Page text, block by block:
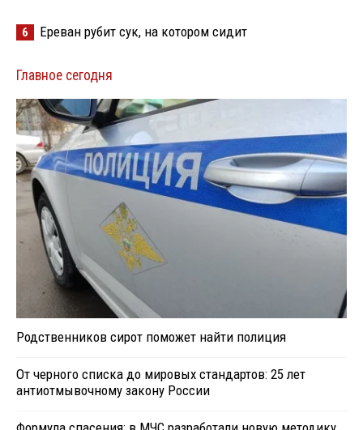
6 Ереван рубит сук, на котором сидит
Главное сегодня
Родственников сирот поможет найти полиция
От черного списка до мировых стандартов: 25 лет
антиотмывочному закону России